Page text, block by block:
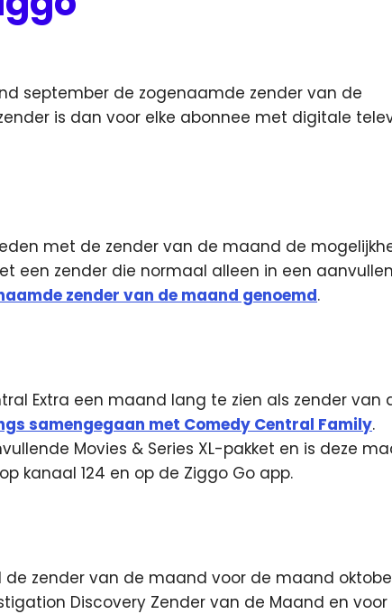
september de zogenaamde zender van de
is dan voor elke abonnee met digitale
met de zender van de maand de
een zender die normaal alleen in een
zender van de maand genoemd.
Extra een maand lang te zien als zender van
samengegaan met Comedy Central Family.
Movies & Series XL-pakket en is deze
kanaal 124 en op de Ziggo Go app.
zender van de maand voor de maand
Discovery Zender van de Maand en voor